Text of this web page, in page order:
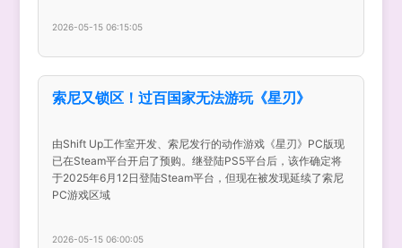
2026-05-15 06:15:05
索尼又锁区！过百国家无法游玩《星刃》
由Shift Up工作室开发、索尼发行的动作游戏《星刃》PC版现
已在Steam平台开启了预购。继登陆PS5平台后，该作确定将
于2025年6月12日登陆Steam平台，但现在被发现延续了索尼
PC游戏区域
2026-05-15 06:00:05